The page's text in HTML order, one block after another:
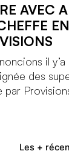
Les +
AVEC
il
des
par